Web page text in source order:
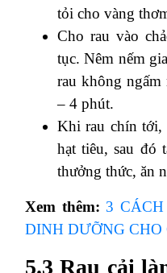
tỏi cho vàng
Cho rau vào
tục. Nêm nếm
rau không
– 4 phút.
Khi rau chín tới,
hạt tiêu, sau đó
thưởng thức, ăn
Xem thêm: 3
DINH DƯỠNG
5.3 Rau cải